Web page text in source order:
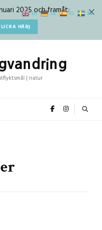
2025 och framåt:
HÄR)
| natur
EN DE ES SV